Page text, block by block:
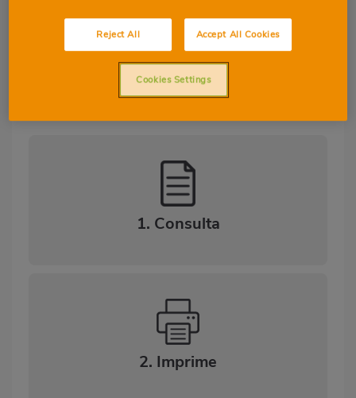
DESTREZAS LINGÜÍSTICAS
1. Consulta
2. Imprime
Reject All Accept All Cookies
Cookies Settings